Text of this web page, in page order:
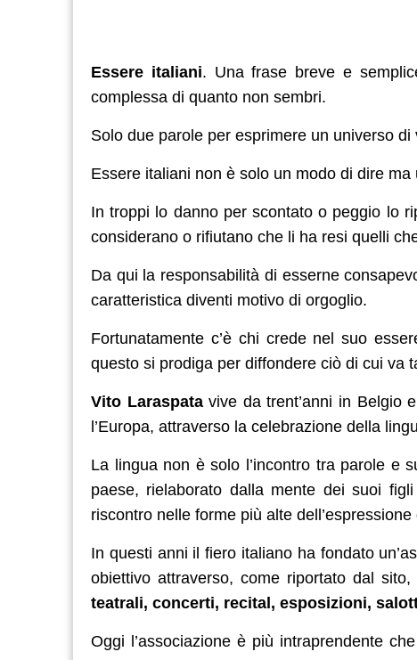
Essere italiani. Una frase breve e
complessa di quanto non sembri.
Solo due parole per esprimere un universo
Essere italiani non è solo un modo di dire
In troppi lo danno per scontato o peggio lo
considerano o rifiutano che li ha resi quelli
Da qui la responsabilità di esserne
caratteristica diventi motivo di orgoglio.
Fortunatamente c’è chi crede nel suo
questo si prodiga per diffondere ciò di cui va
Vito Laraspatavive da trent’anni in Belgio
l’Europa, attraverso la celebrazione della
La lingua non è solo l’incontro tra parole e
paese, rielaborato dalla mente dei suoi
riscontro nelle forme più alte
In questi anni il fiero italiano ha fondato
obiettivo attraverso, come riportato dal sito,
teatrali, concerti, recital, esposizioni,
Oggi l’associazione è più intraprendente